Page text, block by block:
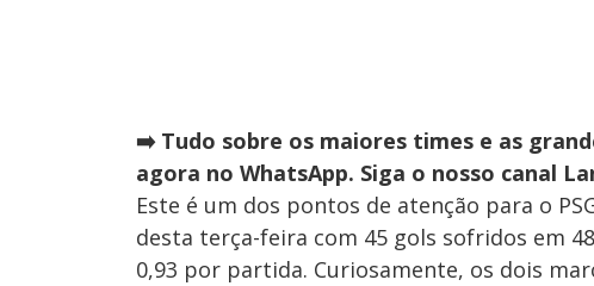
➡️ Tudo sobre os maiores times e as
agora no WhatsApp. Siga o nosso canal
Este é um dos pontos de atenção para o
desta terça-feira com 45 gols sofridos em
0,93 por partida. Curiosamente, os dois